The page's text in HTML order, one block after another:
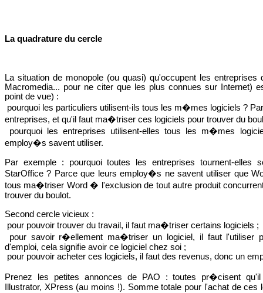
La quadrature du cercle
La situation de monopole (ou quasi) qu'occupent les
Macromedia... pour ne citer que les plus connues sur Internet)
point de vue) :
pourquoi les particuliers utilisent-ils tous les m�mes logiciels ?
entreprises, et qu'il faut ma�triser ces logiciels pour trouver du
pourquoi les entreprises utilisent-elles tous les m�mes
employ�s savent utiliser.
Par exemple : pourquoi toutes les entreprises tournent-elles
StarOffice ? Parce que leurs employ�s ne savent utiliser que
tous ma�triser Word � l'exclusion de tout autre produit
trouver du boulot.
Second cercle vicieux :
pour pouvoir trouver du travail, il faut ma�triser certains logiciels ;
pour savoir r�ellement ma�triser un logiciel, il faut l'utiliser
d'emploi, cela signifie avoir ce logiciel chez soi ;
pour pouvoir acheter ces logiciels, il faut des revenus, donc un
Prenez les petites annonces de PAO : toutes pr�cisent
Illustrator, XPress (au moins !). Somme totale pour l'achat de